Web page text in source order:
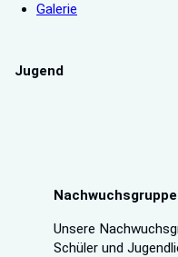
Galerie
Jugend
Nachwuchsgruppe
Unsere
Schüler und